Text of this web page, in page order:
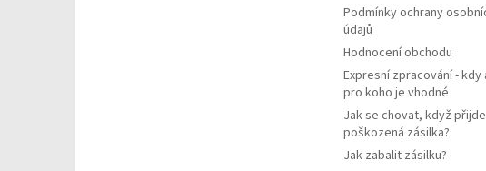
Podmínky ochrany
údajů
Hodnocení obchodu
Expresní zpracování - kdy
pro koho je vhodné
Jak se chovat, když přijde
poškozená zásilka?
Jak zabalit zásilku?